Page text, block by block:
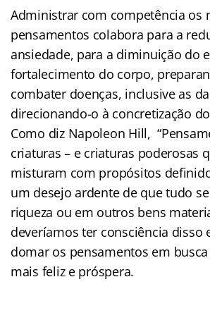
Administrar com competência os
pensamentos colabora para a
ansiedade, para a diminuição do
fortalecimento do corpo,
combater doenças, inclusive as
direcionando-o à concretização
Como diz Napoleon Hill,
criaturas – e criaturas poderosas
misturam com propósitos
um desejo ardente de que tudo
riqueza ou em outros bens
deveríamos ter consciência disso
domar os pensamentos em
mais feliz e próspera.